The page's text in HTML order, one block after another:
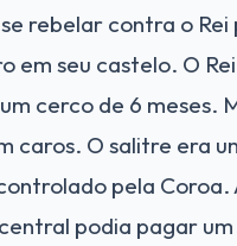
rebelar contra o Rei
em seu castelo. O
cerco de 6 meses.
caros. O salitre era
pela Coroa.
podia pagar